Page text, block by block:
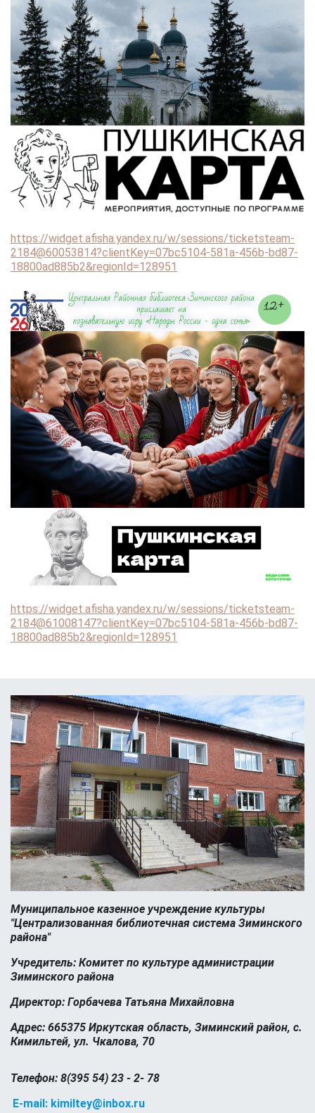
https://widget.afisha.yandex.ru/w/sessions/ticketsteam-
2184@60053814?clientKey=07bc5104-581a-456b-bd87-
18800ad885b2&regionId=128951
https://widget.afisha.yandex.ru/w/sessions/ticketsteam-
2184@61008147?clientKey=07bc5104-581a-456b-bd87-
18800ad885b2&regionId=128951
Муниципальное казенное учреждение культуры
"Централизованная библиотечная система Зиминского
района"
Учредитель: Комитет по культуре администрации
Зиминского района
Директор: Горбачева Татьяна Михайловна
Адрес: 665375 Иркутская область, Зиминский район, с.
Кимильтей, ул. Чкалова, 70
Телефон: 8(395 54) 23 - 2- 78
E-mail: kimiltey@inbox.ru